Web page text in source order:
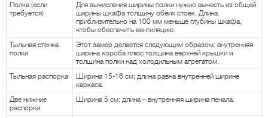
Полка (если
требуется)
Для вычисления ширины полки нужно вычесть из общей
ширины шкафа толщину обеих стоек. Длина
приблизительно на 100 мм меньше глубины шкафа,
чтобы обеспечить вентиляцию.
Тыльная стенка
полки
Этот замер делается следующим образом: внутренняя
ширина короба плюс толщина верхней крышки и
толщина полки над холодильным агрегатом.
Тыльная распорка
Ширина 15-16 см; длина равна внутренней ширине
каркаса.
Две нижние
распорки
Ширина 5 см; длина – внутренняя ширина пенала.